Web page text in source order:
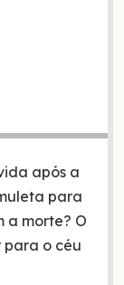
após a
para
a morte? O
para o céu